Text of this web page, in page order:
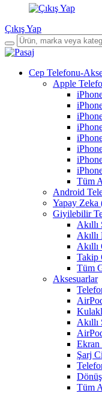
Çıkış Yap
Cep Telefonu-
Apple
Tüm
Android
Yapay
Giyilebilir
Akıllı
Akıllı
Takip
Tüm
Aksesuarlar
Akıllı
Şarj
Tüm